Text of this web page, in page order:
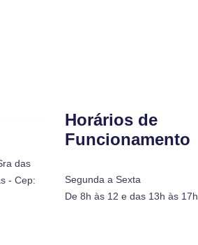
das
- Cep:
Horários de
Funcionamento
Segunda a Sexta
De 8h às 12 e das 13h às 17h